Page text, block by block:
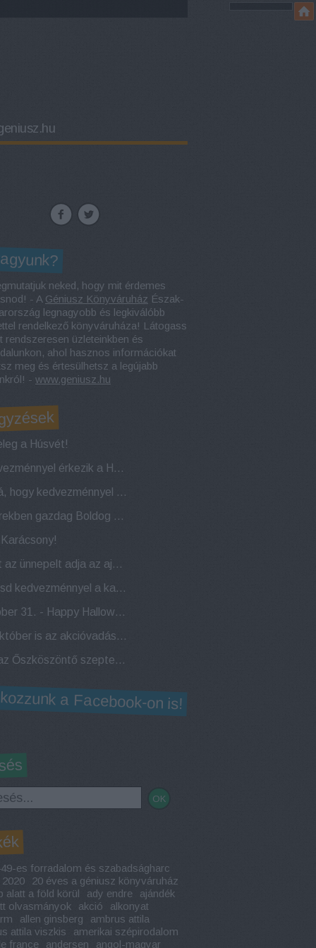
neked, hogy mit érdemes
- A Géniusz Könyváruház Észak-
legnagyobb és legkiválóbb
rendelkező könyváruháza! Látogass
rendszeresen üzleteinkben és
ahol hasznos információkat
meg és értesülhetsz a legújabb
- www.geniusz.hu
a Húsvét!
Kedvezménnyel érkezik a Húsvéti nyuszi!
Naná, hogy kedvezménnyel indítjuk az évet!
Sikerekben gazdag Boldog Új Évet kívánunk!
Most az ünnepelt adja az ajándékot! 22 éves a Géniusz Könyváruház!
Indítsd kedvezménnyel a karácsonyi készülődést!
Október 31. - Happy Halloween!
Az október is az akcióvadászattól hangos! Elstartolt az Októberi Géniusz Napok!
Jön az Őszköszöntő szeptemberi Géniusz Napok a miskolci és ózdi Géniusz Könyváruházban!
a Facebook-on is!
es forradalom és szabadságharc
2020
20 éves a géniusz könyváruház
alatt a föld körül
ady endre
ajándék
olvasmányok
akció
alkonyat
allen ginsberg
ambrus attila
attila viszkis
amerikai szépirodalom
france
andersen
angol-magyar